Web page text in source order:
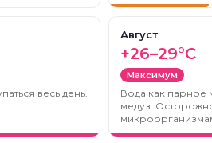
весь день.
Август
+26–29°C
Максимум
Вода как
медуз.